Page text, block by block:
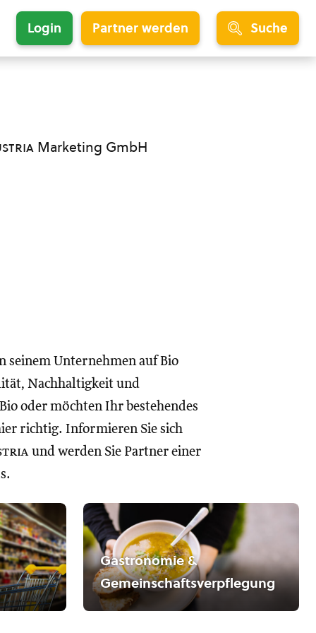
Login Partner werden Suche
Marketing GmbH
seinem Unternehmen auf Bio
Nachhaltigkeit und
oder möchten Ihr bestehendes
richtig. Informieren Sie sich
und werden Sie Partner einer
Gastronomie &
Gemeinschaftsverpflegung